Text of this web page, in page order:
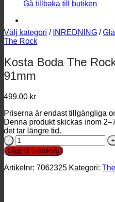
Gå tillbaka till butiken
Välj kategori / INREDNING /
The Rock
Kosta Boda The
91mm
499.00 kr
Priserna är endast tillgängliga
Denna produkt skickas inom
det tar längre tid.
Kosta
Boda
The
Rock
Lägg till i varukorg
Artikelnr: 7062325 Kategori: